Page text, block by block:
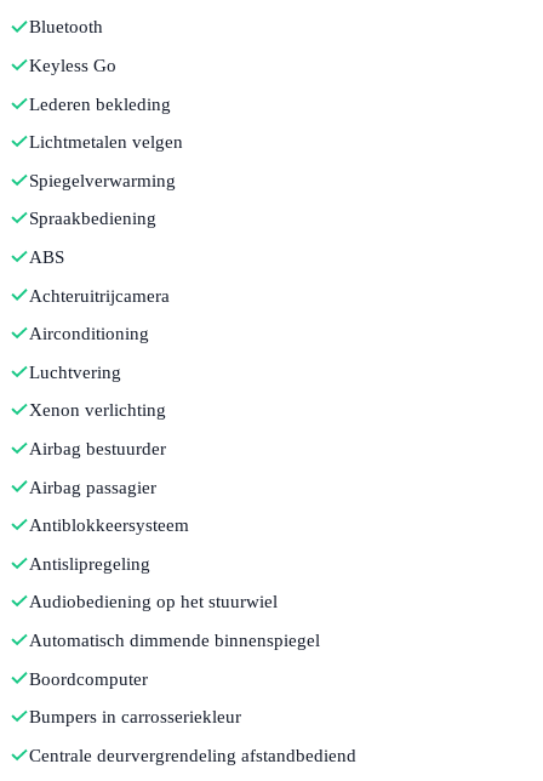
Bluetooth
Keyless Go
Lederen bekleding
Lichtmetalen velgen
Spiegelverwarming
Spraakbediening
ABS
Achteruitrijcamera
Airconditioning
Luchtvering
Xenon verlichting
Airbag bestuurder
Airbag passagier
Antiblokkeersysteem
Antislipregeling
Audiobediening op het stuurwiel
Automatisch dimmende binnenspiegel
Boordcomputer
Bumpers in carrosseriekleur
Centrale deurvergrendeling afstandbediend